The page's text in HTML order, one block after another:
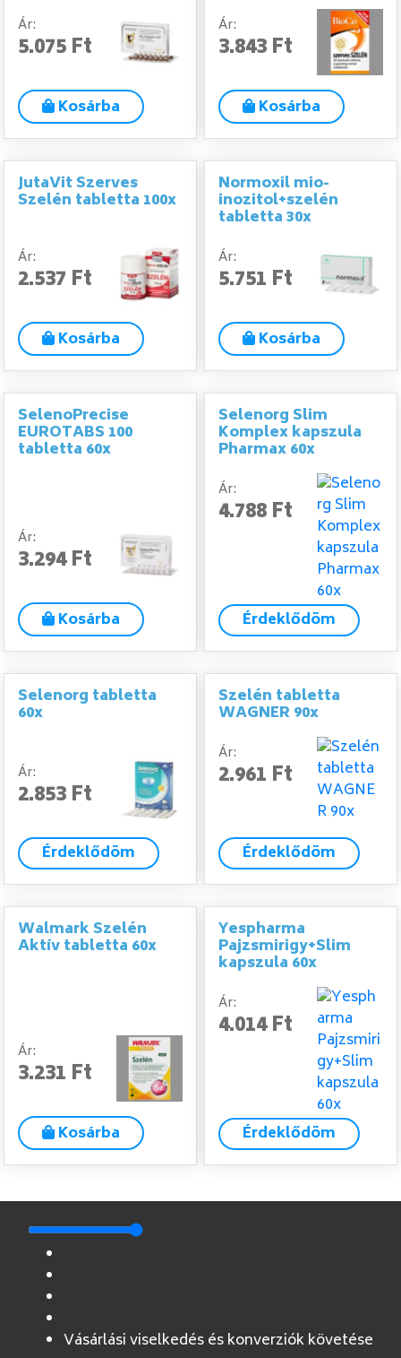
Ár:
5.075 Ft
Kosárba
Ár:
3.843 Ft
Kosárba
JutaVit Szerves
Szelén tabletta 100x
Ár:
2.537 Ft
Kosárba
Normoxil mio-
inozitol+szelén
tabletta 30x
Ár:
5.751 Ft
Kosárba
SelenoPrecise
EUROTABS 100
tabletta 60x
Ár:
3.294 Ft
Kosárba
Selenorg Slim
Komplex kapszula
Pharmax 60x
Ár:
4.788 Ft
Érdeklődöm
Selenorg tabletta
60x
Ár:
2.853 Ft
Érdeklődöm
Szelén tabletta
WAGNER 90x
Ár:
2.961 Ft
Érdeklődöm
Walmark Szelén
Aktív tabletta 60x
Ár:
3.231 Ft
Kosárba
Yespharma
Pajzsmirigy+Slim
kapszula 60x
Ár:
4.014 Ft
Érdeklődöm
Vásárlási viselkedés és konverziók követése